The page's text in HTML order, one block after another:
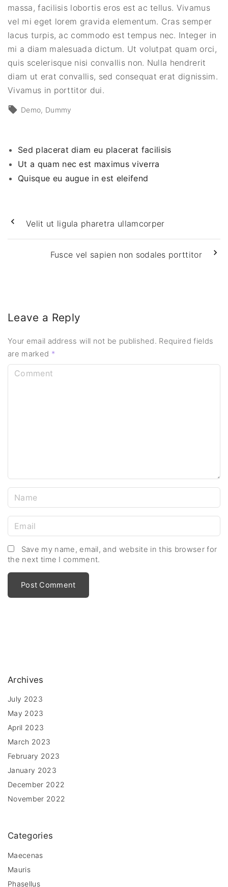
massa, facilisis lobortis eros est ac tellus. Vivamus
vel mi eget lorem gravida elementum. Cras semper
lacus turpis, ac commodo est tempus nec. Integer in
mi a diam malesuada dictum. Ut volutpat quam orci,
quis scelerisque nisi convallis non. Nulla hendrerit
diam ut erat convallis, sed consequat erat dignissim.
Vivamus in porttitor dui.
Demo Dummy
Sed placerat diam eu placerat facilisis
Ut a quam nec est maximus viverra
Quisque eu augue in est eleifend
Velit ut ligula pharetra ullamcorper
Fusce vel sapien non sodales porttitor
Leave a Reply
Your email address will not be published. Required fields
are marked *
a
m
*
m
a
i
l
Save my name, email, and website in this browser for
the next time I comment.
Archives
July 2023
May 2023
April 2023
March 2023
February 2023
January 2023
December 2022
November 2022
Categories
Maecenas
Mauris
Phasellus